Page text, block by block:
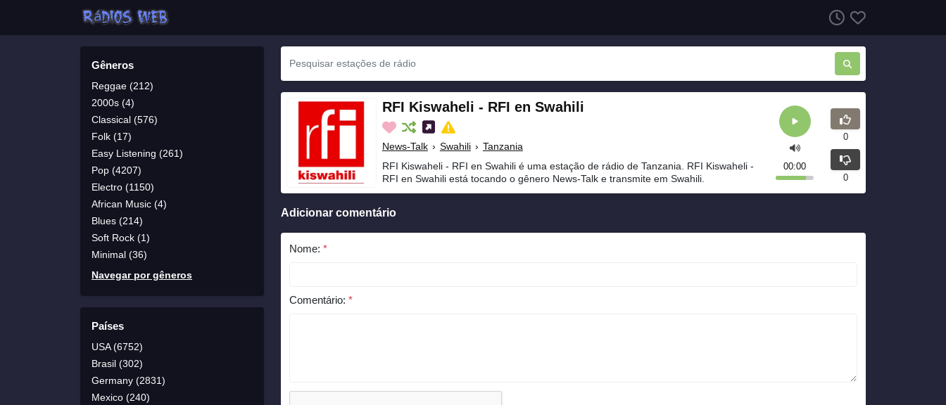
Gêneros
Reggae (212)
2000s (4)
Classical (576)
Folk (17)
Easy Listening (261)
Pop (4207)
Electro (1150)
African Music (4)
Blues (214)
Soft Rock (1)
Minimal (36)
Navegar por gêneros
Países
USA (6752)
Brasil (302)
Germany (2831)
Mexico (240)
RFI Kiswaheli - RFI en Swahili
News-Talk › Swahili › Tanzania
RFI Kiswaheli - RFI en Swahili é uma estação de rádio de Tanzania. RFI Kiswaheli -
RFI en Swahili está tocando o gênero News-Talk e transmite em Swahili.
00:00
0
0
Adicionar comentário
Nome: *
Comentário: *